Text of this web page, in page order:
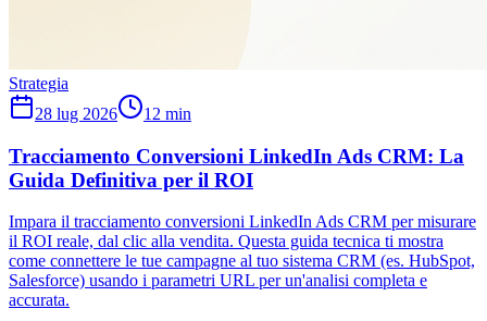
Strategia
28 lug 2026
12 min
Tracciamento Conversioni LinkedIn Ads CRM: La
Guida Definitiva per il ROI
Impara il tracciamento conversioni LinkedIn Ads CRM per misurare
il ROI reale, dal clic alla vendita. Questa guida tecnica ti mostra
come connettere le tue campagne al tuo sistema CRM (es. HubSpot,
Salesforce) usando i parametri URL per un'analisi completa e
accurata.